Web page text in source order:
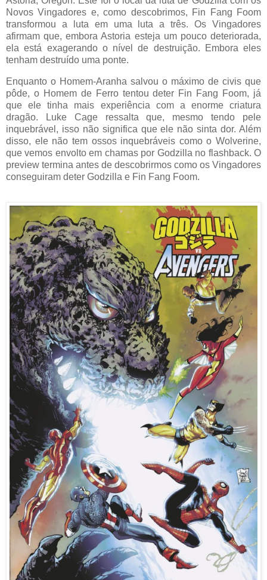
Novos Vingadores e, como descobrimos, Fin Fang Foom
transformou a luta em uma luta a três. Os Vingadores
afirmam que, embora Astoria esteja um pouco deteriorada,
ela está exagerando o nível de destruição. Embora eles
tenham destruído uma ponte.
Enquanto o Homem-Aranha salvou o máximo de civis que
pôde, o Homem de Ferro tentou deter Fin Fang Foom, já
que ele tinha mais experiência com a enorme criatura
dragão. Luke Cage ressalta que, mesmo tendo pele
inquebrável, isso não significa que ele não sinta dor. Além
disso, ele não tem ossos inquebráveis ​​como o Wolverine,
que vemos envolto em chamas por Godzilla no flashback. O
preview termina antes de descobrirmos como os Vingadores
conseguiram deter Godzilla e Fin Fang Foom.